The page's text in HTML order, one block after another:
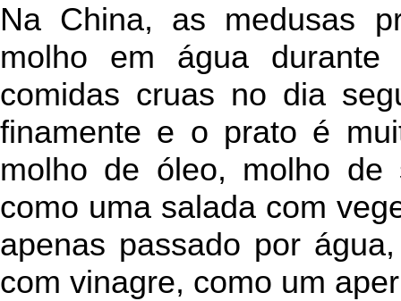
Na China, as medusas
molho em água
comidas cruas no dia
finamente e o prato é
molho de óleo, molho
como uma salada com
apenas passado por
com vinagre, como um